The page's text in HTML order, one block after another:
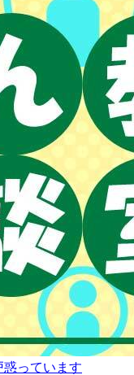
っています